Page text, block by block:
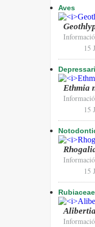
Aves
15
Ethmia
15
15
Rubiaceae